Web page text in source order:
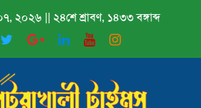
২০২৬ || ২৪শে শ্রাবণ, ১৪৩৩ বঙ্গাব্দ